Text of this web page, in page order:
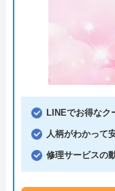
LINEでお得なク
人柄がわかって
修理サービスの